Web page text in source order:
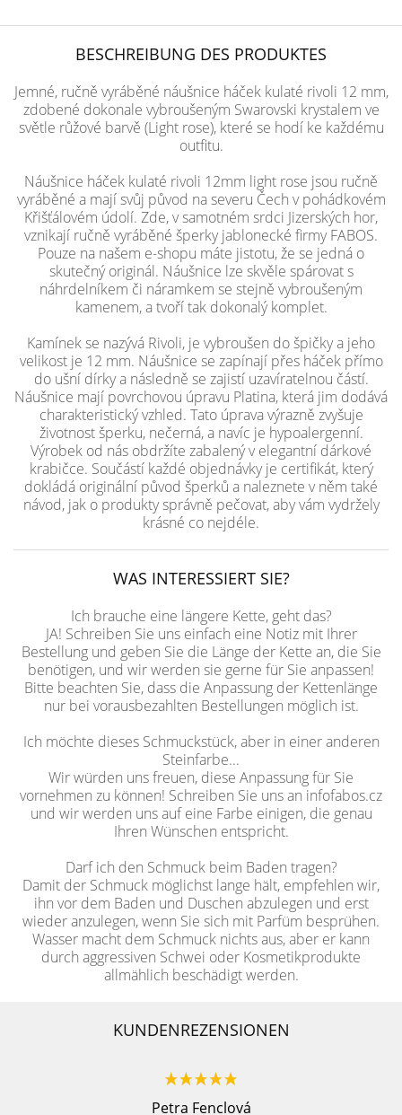
BESCHREIBUNG DES PRODUKTES
Jemné, ručně vyráběné náušnice háček kulaté rivoli 12 mm,
zdobené dokonale vybroušeným Swarovski krystalem ve
světle růžové barvě (Light rose), které se hodí ke každému
outfitu.
Náušnice háček kulaté rivoli 12mm light rose jsou ručně
vyráběné a mají svůj původ na severu Čech v pohádkovém
Křišťálovém údolí. Zde, v samotném srdci Jizerských hor,
vznikají ručně vyráběné šperky jablonecké firmy FABOS.
Pouze na našem e-shopu máte jistotu, že se jedná o
skutečný originál. Náušnice lze skvěle spárovat s
náhrdelníkem či náramkem se stejně vybroušeným
kamenem, a tvoří tak dokonalý komplet.
Kamínek se nazývá Rivoli, je vybroušen do špičky a jeho
velikost je 12 mm. Náušnice se zapínají přes háček přímo
do ušní dírky a následně se zajistí uzavíratelnou částí.
Náušnice mají povrchovou úpravu Platina, která jim dodává
charakteristický vzhled. Tato úprava výrazně zvyšuje
životnost šperku, nečerná, a navíc je hypoalergenní.
Výrobek od nás obdržíte zabalený v elegantní dárkové
krabičce. Součástí každé objednávky je certifikát, který
dokládá originální původ šperků a naleznete v něm také
návod, jak o produkty správně pečovat, aby vám vydržely
krásné co nejdéle.
WAS INTERESSIERT SIE?
Ich brauche eine längere Kette, geht das?
JA! Schreiben Sie uns einfach eine Notiz mit Ihrer
Bestellung und geben Sie die Länge der Kette an, die Sie
benötigen, und wir werden sie gerne für Sie anpassen!
Bitte beachten Sie, dass die Anpassung der Kettenlänge
nur bei vorausbezahlten Bestellungen möglich ist.
Ich möchte dieses Schmuckstück, aber in einer anderen
Steinfarbe...
Wir würden uns freuen, diese Anpassung für Sie
vornehmen zu können! Schreiben Sie uns an infofabos.cz
und wir werden uns auf eine Farbe einigen, die genau
Ihren Wünschen entspricht.
Darf ich den Schmuck beim Baden tragen?
Damit der Schmuck möglichst lange hält, empfehlen wir,
ihn vor dem Baden und Duschen abzulegen und erst
wieder anzulegen, wenn Sie sich mit Parfüm besprühen.
Wasser macht dem Schmuck nichts aus, aber er kann
durch aggressiven Schwei oder Kosmetikprodukte
allmählich beschädigt werden.
KUNDENREZENSIONEN
Petra Fenclová